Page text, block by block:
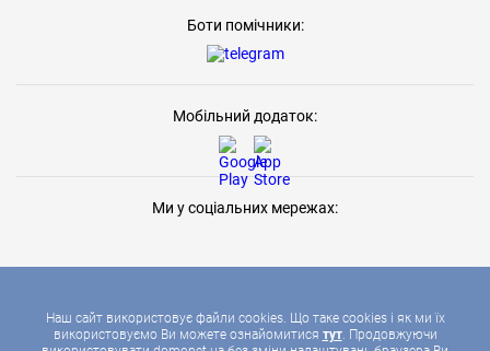
Наш сайт використовує файли cookies. Що таке cookies і як ми їх
використовуємо Ви можете ознайомитися тут. Продовжуючи
Боти помічники:
Мобільний додаток:
Ми у соціальних мережах: